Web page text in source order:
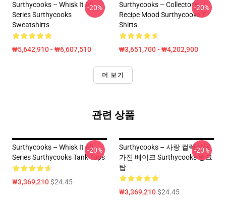
Surthycooks – Whisk It All
Series Surthycooks
Sweatshirts
₩5,642,910 - ₩6,607,510
-20%
Surthycooks – Collector’s
Recipe Mood Surthycooks T-
Shirts
₩3,651,700 - ₩4,202,900
-20%
더 보기
관련 상품
Surthycooks – Whisk It All
Series Surthycooks Tank Tops
₩3,369,210$24.45
-20%
Surthycooks – 사랑 컬렉션을
가진 베이크 Surthycooks 탱크
탑
₩3,369,210$24.45
-20%